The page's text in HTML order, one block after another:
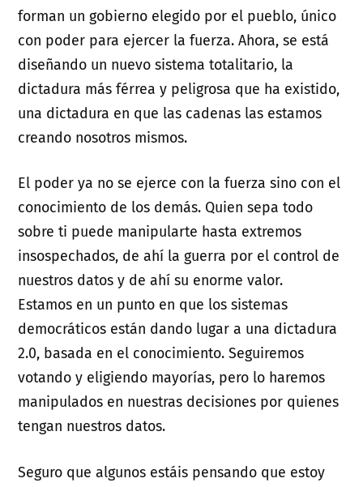
forman un gobierno elegido por el pueblo, único
con poder para ejercer la fuerza. Ahora, se está
diseñando un nuevo sistema totalitario, la
dictadura más férrea y peligrosa que ha existido,
una dictadura en que las cadenas las estamos
creando nosotros mismos.
El poder ya no se ejerce con la fuerza sino con el
conocimiento de los demás. Quien sepa todo
sobre ti puede manipularte hasta extremos
insospechados, de ahí la guerra por el control de
nuestros datos y de ahí su enorme valor.
Estamos en un punto en que los sistemas
democráticos están dando lugar a una dictadura
2.0, basada en el conocimiento. Seguiremos
votando y eligiendo mayorías, pero lo haremos
manipulados en nuestras decisiones por quienes
tengan nuestros datos.
Seguro que algunos estáis pensando que estoy